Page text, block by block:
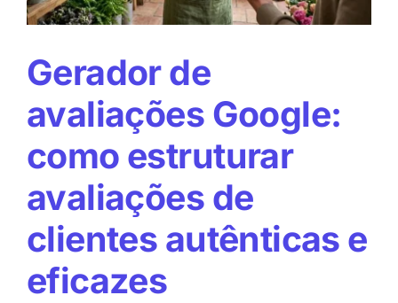
melhorar
Gerador de
avaliações Google:
como estruturar
avaliações de
clientes autênticas e
eficazes